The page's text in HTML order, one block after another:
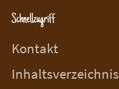
Schnellzugriff
Kontakt
Inhaltsverzeichnis